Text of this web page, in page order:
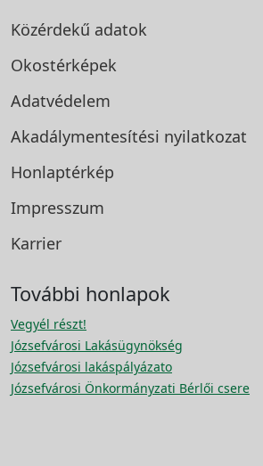
Közérdekű adatok
Okostérképek
Adatvédelem
Akadálymentesítési nyilatkozat
Honlaptérkép
Impresszum
Karrier
További honlapok
Vegyél részt!
Józsefvárosi Lakásügynökség
Józsefvárosi lakáspályázato
Józsefvárosi Önkormányzati Bérlői csere